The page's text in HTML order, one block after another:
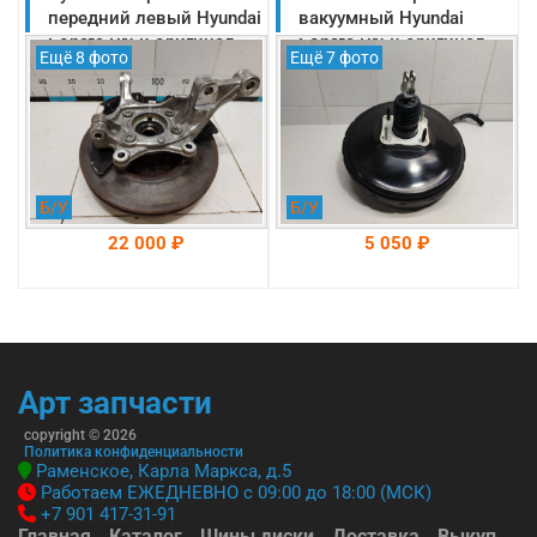
--> -->
передний левый Hyundai
Sonata DN 8 оригинал
2019-2025
(51710L1500)
Ещё 8 фото
Б/У
22 000 ₽
-->
вакуумный Hyundai
Sonata DN 8 оригинал
(59110L1100)
Ещё 7 фото
Б/У
5 050 ₽
-->
Арт запчасти
copyright © 2026
Политика конфиденциальности
Раменское, Карла Маркса, д.5
Работаем ЕЖЕДНЕВНО с 09:00 до 18:00 (МСК)
+7 901 417-31-91